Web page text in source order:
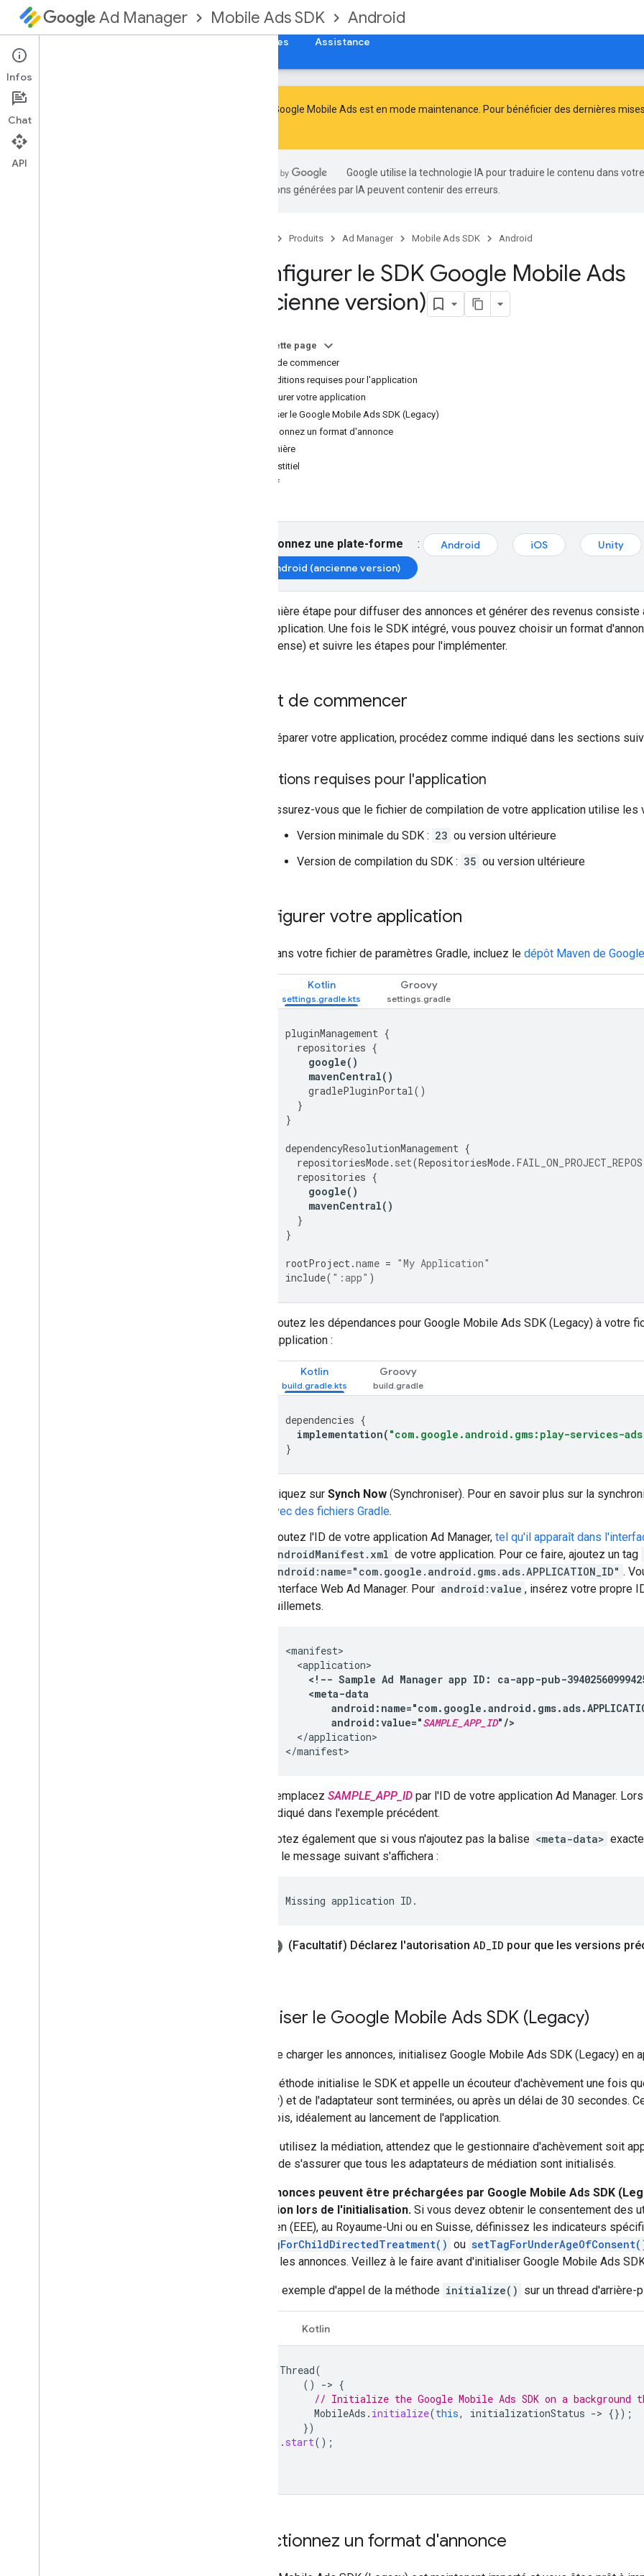
Ad Manager Mobile Ads SDK Android
Exemples Assistance
Gérer l'arrêt et l'obsolescence du SDK
Migrer vers le SDK GMA Next-Gen
Le SDK Google Mobile Ads est en mode maintenance. Pour bénéficier des dernières
Google utilise la technologie IA pour traduire le contenu dans
traductions générées par IA peuvent contenir des erreurs.
Produits Ad Manager Mobile Ads SDK Android
Configurer le SDK Google Mobile Ads
(ancienne version)
Sur cette page
Avant de commencer
Conditions requises pour l'application
Configurer votre application
Initialiser le Google Mobile Ads SDK (Legacy)
Sélectionnez un format d'annonce
Bannière
Interstitiel
Natif
Sélectionnez une plate-forme : Android iOS
Unity
Android (ancienne version)
La première étape pour diffuser des annonces et générer des revenus
à une application. Une fois le SDK intégré, vous pouvez choisir un format
récompense) et suivre les étapes pour l'implémenter.
Avant de commencer
Pour préparer votre application, procédez comme indiqué dans les sections
Conditions requises pour l'application
Assurez-vous que le fichier de compilation de votre application utilise les
Version minimale du SDK : 23 ou version ultérieure
Version de compilation du SDK : 35 ou version ultérieure
Configurer votre application
Dans votre fichier de paramètres Gradle, incluez le dépôt Maven de Google
Kotlin Groovy
pluginManagement {
repositories {
google()
mavenCentral()
gradlePluginPortal()
}
}
dependencyResolutionManagement {
repositoriesMode. set(RepositoriesMode. FAIL_ON_PROJECT_REPOS
repositories {
google()
mavenCentral()
}
}
rootProject.name = "My Application"
include( ":app" )
Ajoutez les dépendances pour Google Mobile Ads SDK (Legacy) à votre
l'application :
Kotlin Groovy
dependencies {
implementation( "com.google.android.gms:play-services-
}
Cliquez sur Synch Now (Synchroniser). Pour en savoir plus sur la
avec des fichiers Gradle.
Ajoutez l'ID de votre application Ad Manager, tel qu'il apparaît dans
AndroidManifest.xml de votre application. Pour ce faire, ajoutez un tag
android:name="com.google.android.gms.ads.APPLICATION_ID" .
l'interface Web Ad Manager. Pour android:value , insérez votre propre
guillemets.
<!-- Sample Ad Manager app ID:
ca-app-pub-
android:value="SAMPLE_APP_ID"/>
</application>
Remplacez SAMPLE_APP_ID par l'ID de votre application Ad Manager.
indiqué dans l'exemple précédent.
Notez également que si vous n'ajoutez pas la balise <meta-data>
et le message suivant s'affichera :
(Facultatif) Déclarez l'autorisation AD_ID pour que les versions
Initialiser le Google Mobile Ads SDK (Legacy)
Avant de charger les annonces, initialisez Google Mobile Ads SDK (Legacy) en
Cette méthode initialise le SDK et appelle un écouteur d'achèvement une fois
(Legacy) et de l'adaptateur sont terminées, ou après un délai de 30 secondes.
seule fois, idéalement au lancement de l'application.
Si vous utilisez la médiation, attendez que le gestionnaire d'achèvement soit
permet de s'assurer que tous les adaptateurs de médiation sont initialisés.
Les annonces peuvent être préchargées par Google Mobile Ads SDK
médiation lors de l'initialisation. Si vous devez obtenir le consentement des
européen (EEE), au Royaume-Uni ou en Suisse, définissez les indicateurs
setTagForChildDirectedTreatment() ou
charger les annonces. Veillez à le faire avant d'initialiser Google Mobile Ads
Voici un exemple d'appel de la méthode initialize() sur un thread d'arrière-
Kotlin
Thread(
()
-> {
// Initialize the Google Mobile Ads SDK on a background
MobileAds . initialize(this, initializationStatus -> {});
})
. start();
Sélectionnez un format d'annonce
Infos
Chat
API